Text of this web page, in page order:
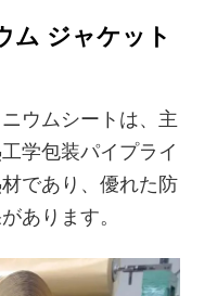
ム ジャケット
ウムシートは、主
学包装パイプライ
であり、優れた防
あります。